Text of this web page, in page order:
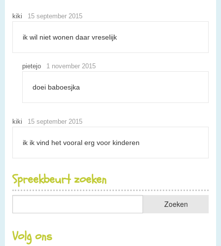
kiki 15 september 2015
ik wil niet wonen daar vreselijk
pietejo 1 november 2015
doei baboesjka
kiki 15 september 2015
ik ik vind het vooral erg voor kinderen
Spreekbeurt zoeken
Volg ons